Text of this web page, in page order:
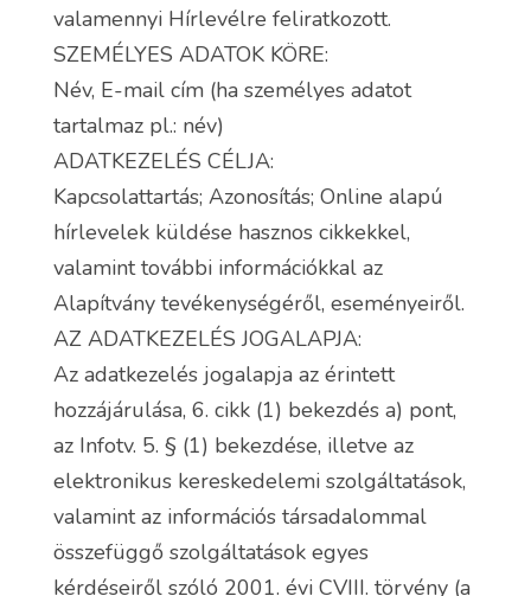
valamennyi Hírlevélre feliratkozott.
SZEMÉLYES ADATOK KÖRE:
Név, E-mail cím (ha személyes adatot
tartalmaz pl.: név)
ADATKEZELÉS CÉLJA:
Kapcsolattartás; Azonosítás; Online alapú
hírlevelek küldése hasznos cikkekkel,
valamint további információkkal az
Alapítvány tevékenységéről, eseményeiről.
AZ ADATKEZELÉS JOGALAPJA:
Az adatkezelés jogalapja az érintett
hozzájárulása, 6. cikk (1) bekezdés a) pont,
az Infotv. 5. § (1) bekezdése, illetve az
elektronikus kereskedelemi szolgáltatások,
valamint az információs társadalommal
összefüggő szolgáltatások egyes
kérdéseiről szóló 2001. évi CVIII. törvény (a